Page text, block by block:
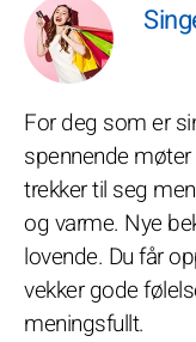
For deg som er
spennende
trekker til seg
og varme. Nye
lovende. Du får
vekker gode
meningsfullt.